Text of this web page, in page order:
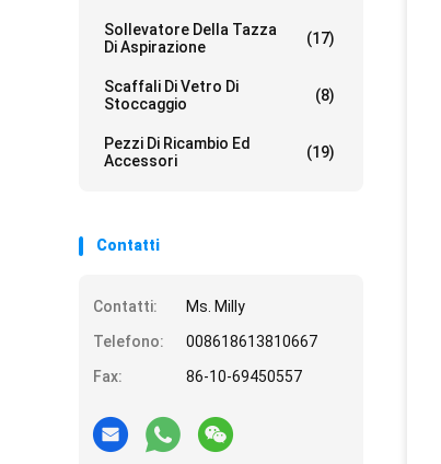
Sollevatore Della Tazza
Di Aspirazione
(17)
Scaffali Di Vetro Di
Stoccaggio
(8)
Pezzi Di Ricambio Ed
Accessori
(19)
Contatti
Contatti:
Ms. Milly
Telefono:
008618613810667
Fax:
86-10-69450557